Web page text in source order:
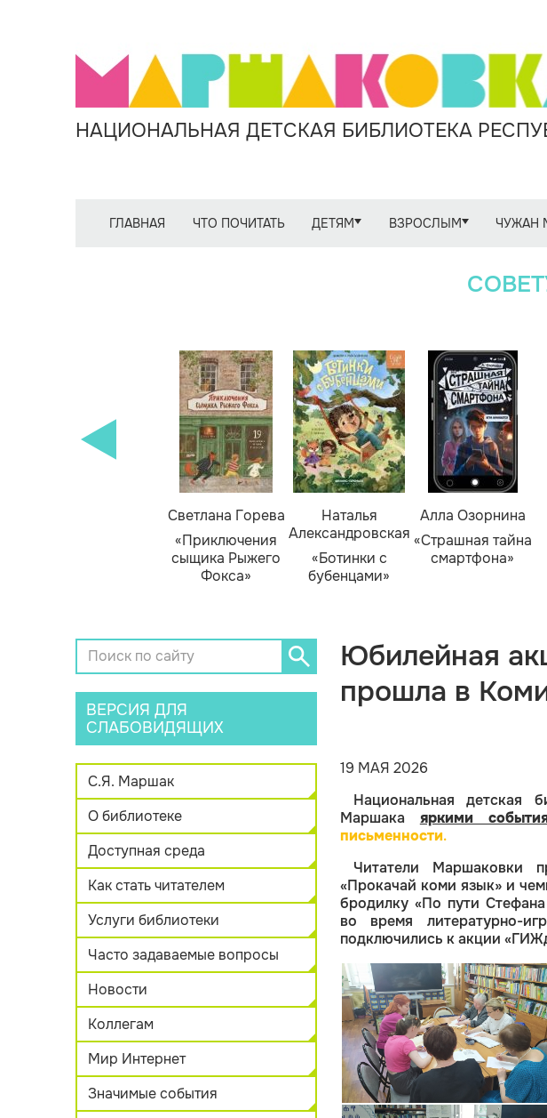
НАЦИОНАЛЬНАЯ ДЕТСКАЯ БИБЛИОТЕКА
ГЛАВНАЯ ЧТО ПОЧИТАТЬ ДЕТЯМ ВЗРОСЛЫМ ЧУЖАН
Светлана Горева
«Приключения
сыщика Рыжего
Фокса»
Наталья
Александровская
«Ботинки с
бубенцами»
Алла Озорнина
«Страшная тайна
смартфона»
ВЕРСИЯ ДЛЯ
СЛАБОВИДЯЩИХ
С.Я. Маршак
О библиотеке
Доступная среда
Как стать читателем
Услуги библиотеки
Часто задаваемые вопросы
Новости
Коллегам
Мир Интернет
Значимые события
Юбилейная
прошла в
19 МАЯ 2026
Национальная детская
Маршака яркими
письменности.
Читатели Маршаковки
«Прокачай коми язык» и
бродилку «По пути
во время литературно-
подключились к акции